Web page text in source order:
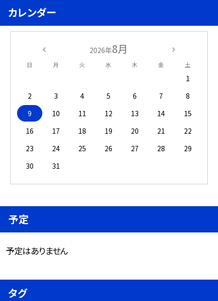
カレンダー
2026年8月
日 月 火 水 木 金 土
1
2
3 4 5 6 7
8
9
10 11 12 13 14
15
16
17 18 19 20 21
22
23
24 25 26 27 28
29
30
31
予定
予定はありません
タグ